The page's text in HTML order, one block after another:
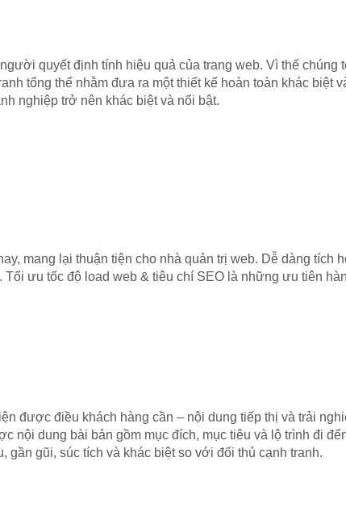
quyết định tính hiệu quả của trang web. Vì thế chúng
tổng thể nhằm đưa ra một thiết kế hoàn toàn khác biệt
nghiệp trở nên khác biệt và nổi bật.
mang lại thuận tiện cho nhà quản trị web. Dễ dàng tích
ưu tốc độ load web & tiêu chí SEO là những ưu tiên
được điều khách hàng cần – nội dung tiếp thị và trải
nội dung bài bản gồm mục đích, mục tiêu và lộ trình đi
gũi, súc tích và khác biệt so với đối thủ cạnh tranh.